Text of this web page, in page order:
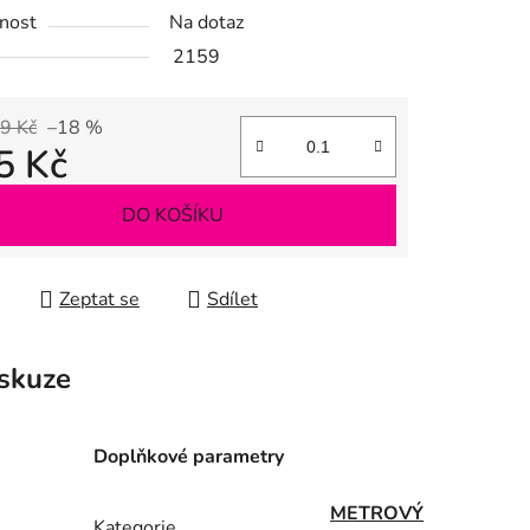
Na dotaz
2159
Kč –18 %
Kč
DO KOŠÍKU
Zeptat se Sdílet
Doplňkové parametry
METROVÝ